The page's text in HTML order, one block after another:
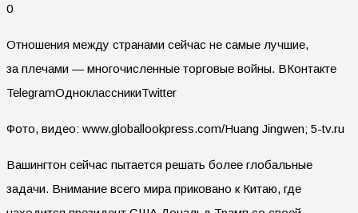
0
Отношения между странами сейчас не самые лучшие,
за плечами — многочисленные торговые войны. ВКонтакте
TelegramОдноклассникиTwitter
Фото, видео: www.globallookpress.com/Huang Jingwen; 5-tv.ru
Вашингтон сейчас пытается решать более глобальные
задачи. Внимание всего мира приковано к Китаю, где